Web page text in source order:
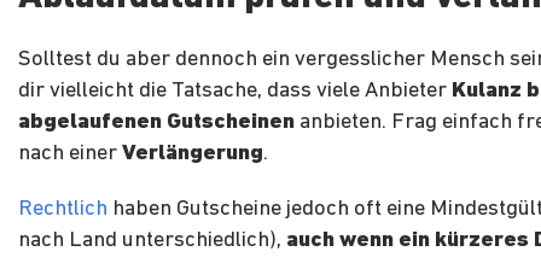
Solltest du aber dennoch ein vergesslicher Mensch
dir vielleicht die Tatsache, dass viele Anbieter Kulanz
abgelaufenen Gutscheinen anbieten. Frag einfach
nach einer Verlängerung.
Rechtlich haben Gutscheine jedoch oft eine
nach Land unterschiedlich), auch wenn ein kürzeres